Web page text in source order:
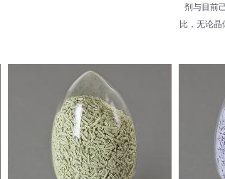
剂与目前
比，无论